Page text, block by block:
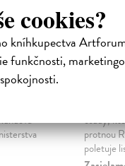
cookies?
kníhkupectva
funkčnosti,
osudy,
protnou
poletuje